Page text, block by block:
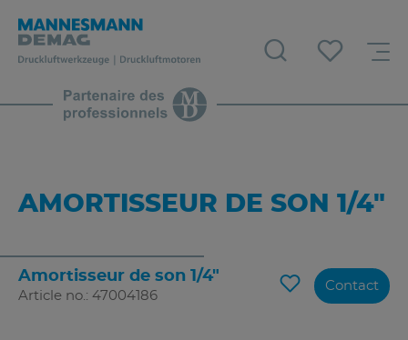
AMORTISSEUR DE SON 1/4"
Amortisseur de son 1/4"
Article no.: 47004186
Contact